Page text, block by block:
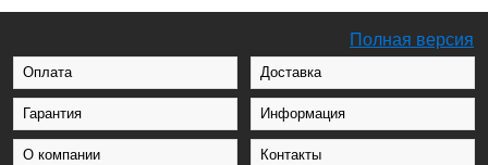
Полная версия
Оплата Доставка
Гарантия Информация
О компании Контакты